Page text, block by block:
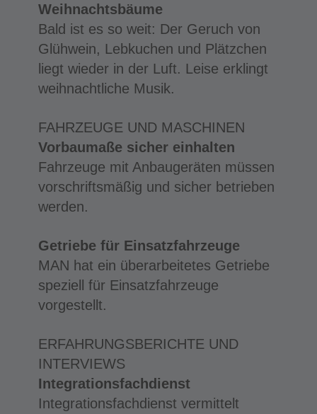
Weihnachtsbäume
Bald ist es so weit: Der Geruch von
Glühwein, Lebkuchen und Plätzchen
liegt wieder in der Luft. Leise erklingt
weihnachtliche Musik.
FAHRZEUGE UND MASCHINEN
Vorbaumaße sicher einhalten
Fahrzeuge mit Anbaugeräten müssen
vorschriftsmäßig und sicher betrieben
werden.
Getriebe für Einsatzfahrzeuge
MAN hat ein überarbeitetes Getriebe
speziell für Einsatzfahrzeuge
vorgestellt.
ERFAHRUNGSBERICHTE UND
INTERVIEWS
Integrationsfachdienst
Integrationsfachdienst vermittelt